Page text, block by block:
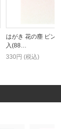
はがき 花の塵 ピン
入(88…
330円 (税込)